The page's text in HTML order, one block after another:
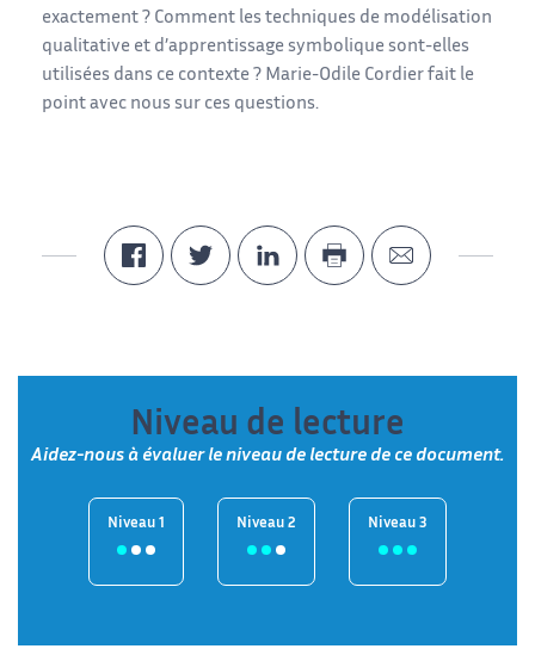
exactement ? Comment les techniques de modélisation
qualitative et d’apprentissage symbolique sont-elles
utilisées dans ce contexte ? Marie-Odile Cordier fait le
point avec nous sur ces questions.
Niveau de lecture
Aidez-nous à évaluer le niveau de lecture de ce document.
Niveau 1 Niveau 2 Niveau 3